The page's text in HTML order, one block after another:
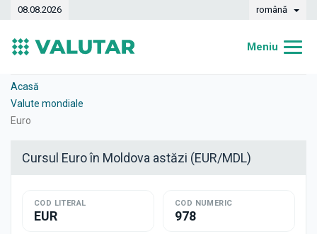
08.08.2026 română
Meniu
Dinamica
Acasă
Valute mondiale
Euro
Cursul Euro în Moldova astăzi (EUR/MDL)
COD LITERAL
EUR
COD NUMERIC
978